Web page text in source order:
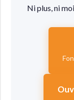
Ni plus, ni